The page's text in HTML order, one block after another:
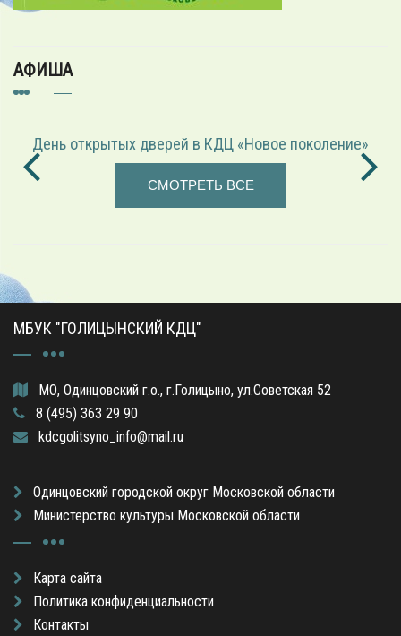
АФИША
«Играем в режиссёра» — театрализованная программа
СМОТРЕТЬ ВСЕ
МБУК "ГОЛИЦЫНСКИЙ КДЦ"
МО, Одинцовский г.о., г.Голицыно, ул.Советская 52
8 (495) 363 29 90
kdcgolitsyno_info@mail.ru
Одинцовский городской округ Московской области
Министерство культуры Московской области
Карта сайта
Политика конфиденциальности
Контакты